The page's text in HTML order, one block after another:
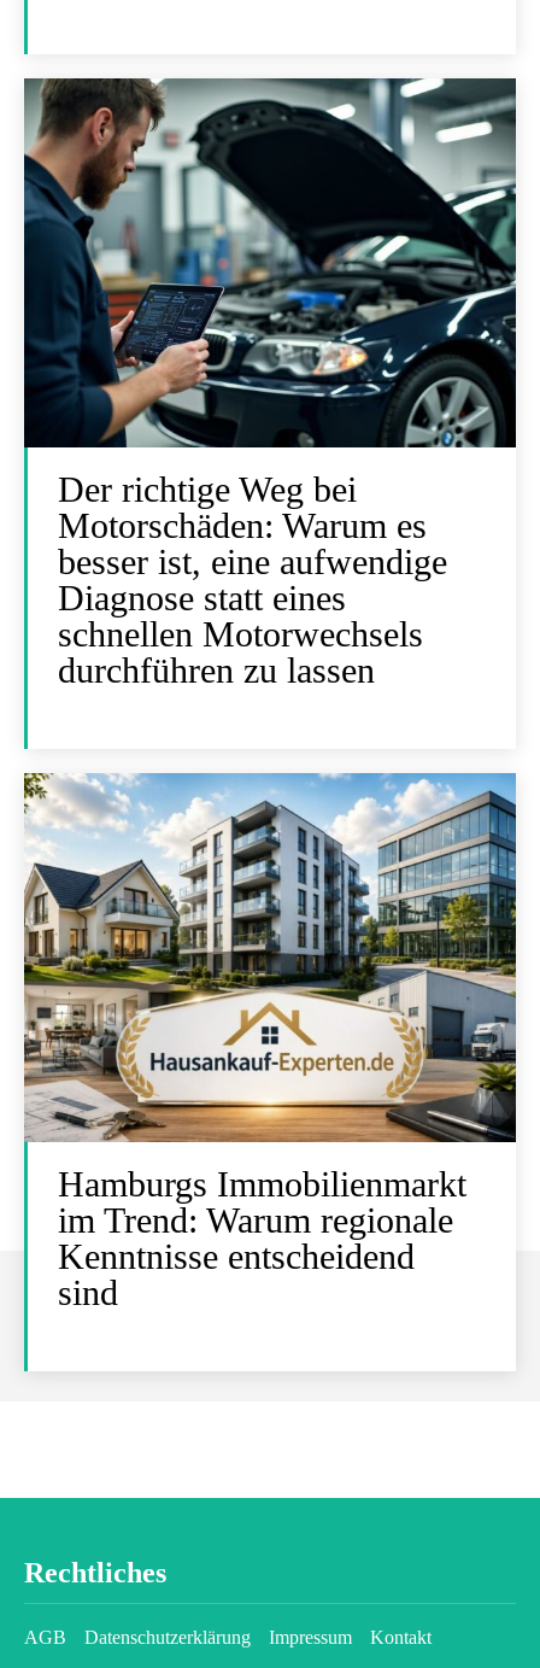
Der richtige Weg bei
Motorschäden: Warum es
besser ist, eine aufwendige
Diagnose statt eines
schnellen Motorwechsels
durchführen zu lassen
Hamburgs Immobilienmarkt
im Trend: Warum regionale
Kenntnisse entscheidend
sind
Rechtliches
AGB Datenschutzerklärung Impressum
Kontakt